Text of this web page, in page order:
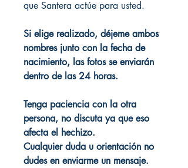
que Santera actúe para usted.
Si elige realizado, déjeme ambos
nombres junto con la fecha de
nacimiento, las fotos se enviarán
dentro de las 24 horas.
Tenga paciencia con la otra
persona, no discuta ya que eso
afecta el hechizo.
Cualquier duda u orientación no
dudes en enviarme un mensaje.